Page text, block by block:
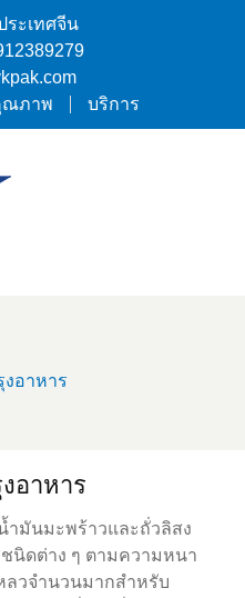
ระเทศจีน
ณภาพ บริการ
งอาหาร
อาหาร
มันมะพร้าวและถั่วลิสง
นิดต่าง ๆ ตามความหนา
ลวจำนวนมากสำหรับ